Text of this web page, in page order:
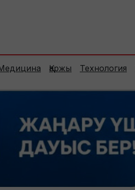
Қаржы Технология